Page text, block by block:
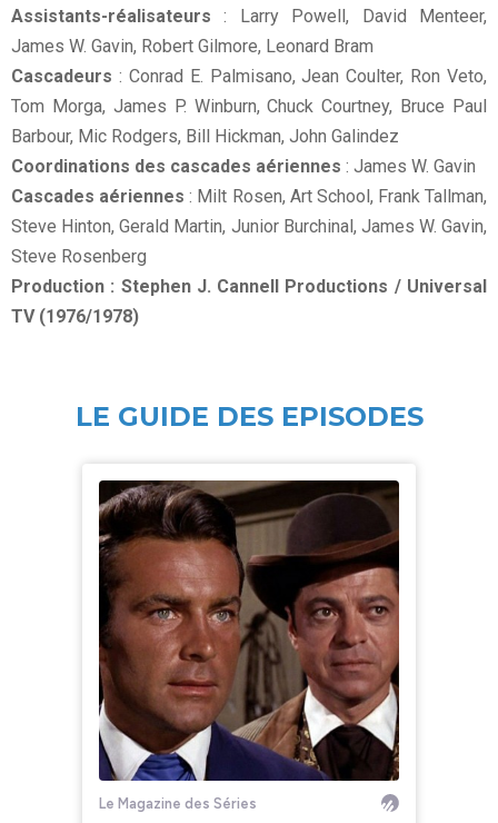
Assistants-réalisateurs : Larry Powell, David Menteer,
James W. Gavin, Robert Gilmore, Leonard Bram
Cascadeurs : Conrad E. Palmisano, Jean Coulter, Ron Veto,
Tom Morga, James P. Winburn, Chuck Courtney, Bruce Paul
Barbour, Mic Rodgers, Bill Hickman, John Galindez
Coordinations des cascades aériennes : James W. Gavin
Cascades aériennes : Milt Rosen, Art School, Frank Tallman,
Steve Hinton, Gerald Martin, Junior Burchinal, James W. Gavin,
Steve Rosenberg
Production : Stephen J. Cannell Productions / Universal
TV (1976/1978)
LE GUIDE DES EPISODES